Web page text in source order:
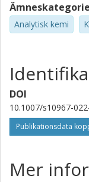
Analytisk kemi
DOI
10.1007/s10967-
Publikationsdata
Mer